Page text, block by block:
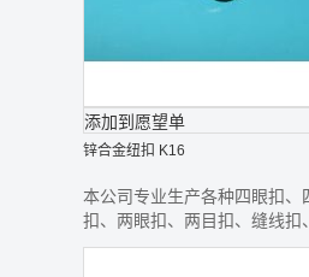
添加到愿望单
锌合金纽扣 K16
本公司专业生产各种四眼扣、
扣、两眼扣、两目扣、缝线扣
线钮、款式齐全,欢迎前来选